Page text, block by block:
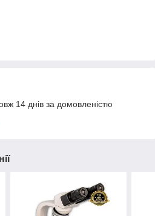
14 днів за домовленістю